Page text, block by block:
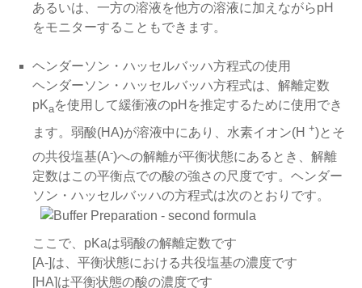
あるいは、一方の溶液を他方の溶液に加えながらpH
をモニターすることもできます。
ヘンダーソン・ハッセルバッハ方程式の使用
ヘンダーソン・ハッセルバッハ方程式は、解離定数
pKaを使用して緩衝液のpHを推定するために使用でき
ます。弱酸(HA)が溶液中にあり、水素イオン(H +)とそ
の共役塩基(A-)への解離が平衡状態にあるとき、解離
定数はこの平衡点での酸の強さの尺度です。ヘンダー
ソン・ハッセルバッハの方程式は次のとおりです。
ここで、pKaは弱酸の解離定数です
[A-]は、平衡状態における共役塩基の濃度です
[HA]は平衡状態の酸の濃度です